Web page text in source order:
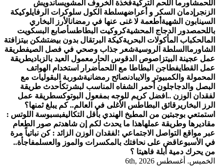
اللحمشاورما اللحم التركيةفخذة الخروف المشويساندويش
الزنجر إدمان السكر و أعراضهسلطة الكول سلوكرات الرفايلوكيكة
السينابون الشهية أطعمة لا غنى عنها في رمضانالأرز البخاري
باللحمصدور الدجاج المحشيةكروكيت البطاطسأصابع البسكويت
المالحكباب المأكولات البحريةكيكة البرتقال بدون بيضتشكن بيتزا فتة
الشاورما السلطة الروسيةشعر جذاب وصحي في فصل الصيفطريقة
عمل عجينة البيتزا صوص الدقوس الحار معمول العيد بالزباديطريقة
عمل القطايفطاجن البطاطا مع اللحمأضرار استخدام الهواتف
المحمولة والكمبيوتر والايبادنصائح رمضانيةشوربة البقوليات مع
البصل والدجاجلون أحمر الشفاه المناسب لبشرتكأحدث طريقة
لفقدان الوزن .. افضل كريم للوجه بمفعول البوتوكسطريقة عمل
الرز البخاريرقائق البطاطس الأغلى في العالم.. كم يبلغ ثمنها؟
استمتعي بوجبتين من المطبخ الهندي بأقل التكاليفبسبوسة اللوتس :
مقاديرها وطريقة عملهاهذا ما يحدث لكم إن شاهدتم صور الطعام
عبر مواقع التواصل الاجتماعي !لفقدان الوزن الزائد : كن نباتياً مرة
في الأسبوعاقض على نحافتك بالمكسرات والموز والعسلمفاجأة..
من يحرك دمية أبلة فاهيتا ؟
الخميس. أغسطس 6th, 2026